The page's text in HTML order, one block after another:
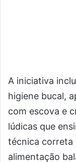
A iniciativa
higiene bucal,
com escova e
lúdicas que
técnica correta
alimentação